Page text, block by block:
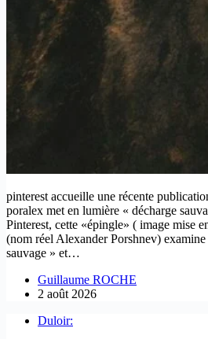
pinterest accueille une récente
poralex met en lumière « décharge
Pinterest, cette «épingle» ( image mise
(nom réel Alexander Porshnev)
sauvage » et…
Guillaume ROCHE
2 août 2026
Duloir: